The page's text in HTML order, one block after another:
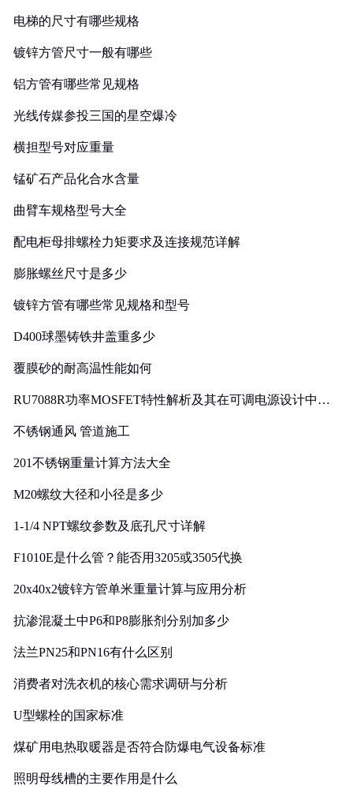
电梯的尺寸有哪些规格
镀锌方管尺寸一般有哪些
铝方管有哪些常见规格
光线传媒参投三国的星空爆冷
横担型号对应重量
锰矿石产品化合水含量
曲臂车规格型号大全
配电柜母排螺栓力矩要求及连接规范详解
膨胀螺丝尺寸是多少
镀锌方管有哪些常见规格和型号
D400球墨铸铁井盖重多少
覆膜砂的耐高温性能如何
RU7088R功率MOSFET特性解析及其在可调电源设计中的
不锈钢通风 管道施工
201不锈钢重量计算方法大全
M20螺纹大径和小径是多少
1-1/4 NPT螺纹参数及底孔尺寸详解
F1010E是什么管？能否用3205或3505代换
20x40x2镀锌方管单米重量计算与应用分析
抗渗混凝土中P6和P8膨胀剂分别加多少
法兰PN25和PN16有什么区别
消费者对洗衣机的核心需求调研与分析
U型螺栓的国家标准
煤矿用电热取暖器是否符合防爆电气设备标准
照明母线槽的主要作用是什么